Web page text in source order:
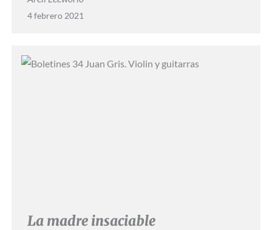
4 febrero 2021
La madre insaciable